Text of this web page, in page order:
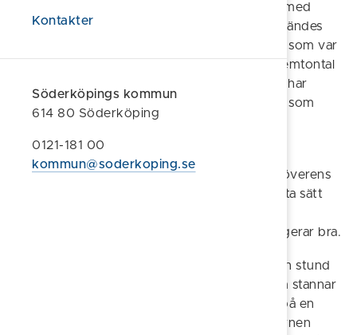
Kontakter
Söderköpings kommun
614 80 Söderköping
0121-181 00
kommun@soderkoping.se
jourhemsplaceringar. Tanken på att få bidra med
trygghet till utsatta barn i akuta situationer kändes
rätt för dem båda, även om det var Katarina som var
mest drivande i frågan. Sedan dess har ett femtontal
barn bott tillfälligt hos dem. Var sjätte vecka har
Katarina jour, och då kan telefonen ringa när som
kommunala omsorgen, och jag har kommit överens
med min chef om det här upplägget. På detta sätt
flexibilitet då jag har min jourvecka. Det fungerar bra.
Att vara jourhem kan innebära att det från en stund
till en annan flyttar in ett eller flera barn, som stannar
några dagar, veckor, eller månader i väntan på en
långsiktig lösning. Men oavsett hur länge barnen